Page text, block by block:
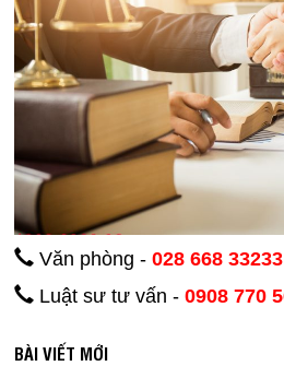
Văn phòng - 028 668 33233
Luật sư tư vấn - 0908 770
BÀI VIẾT MỚI